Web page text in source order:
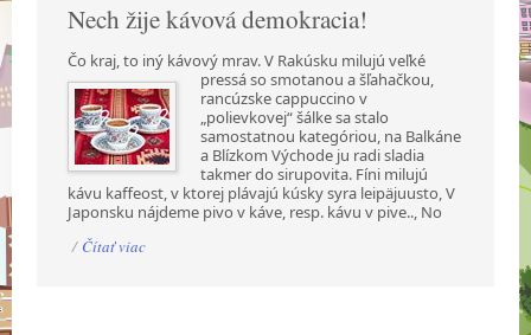
Nech žije kávová demokracia!
Čo kraj, to iný kávový mrav. V Rakúsku milujú veľké
pressá so smotanou a šľahačkou,
rancúzske cappuccino v
„polievkovej“ šálke sa stalo
samostatnou kategóriou, na Balkáne
a Blízkom Východe ju radi sladia
takmer do sirupovita. Fíni milujú
kávu kaffeost, v ktorej plávajú kúsky syra leipäjuusto, V
Japonsku nájdeme pivo v káve, resp. kávu v pive.., No
/ Čítať viac